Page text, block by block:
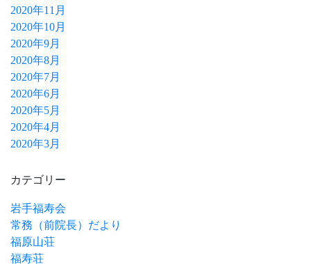
2020年11月
2020年10月
2020年9月
2020年8月
2020年7月
2020年6月
2020年5月
2020年4月
2020年3月
カテゴリー
岩手福寿会
常務（前院長）だより
福原山荘
福寿荘